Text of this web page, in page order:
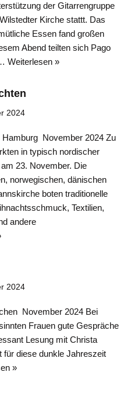
der Gitarrengruppe
Kirche stattt. Das
Essen fand großen
Abend teilten sich Pago
Weiterlesen »
2024
November 2024 Zu
in typisch nordischer
23. November. Die
norwegischen, dänischen
boten traditionelle
Textilien,
andere
2024
November 2024 Bei
Frauen gute Gespräche
Lesung mit Christa
für diese dunkle Jahreszeit
»